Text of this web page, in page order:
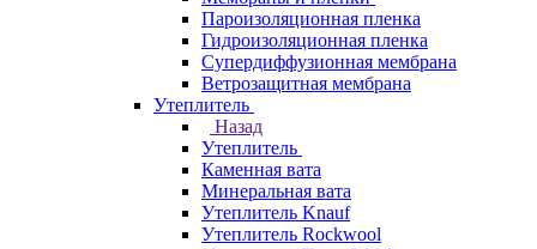
Пароизоляционная пленка
Гидроизоляционная пленка
Супердиффузионная мембрана
Ветрозащитная мембрана
Утеплитель
Назад
Утеплитель
Каменная вата
Минеральная вата
Утеплитель Knauf
Утеплитель Rockwool